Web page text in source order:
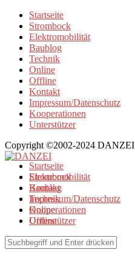
Startseite
Strombock
Elektromobilität
Baublog
Technik
Online
Offline
Kontakt
Impressum/Datenschutz
Kooperationen
Unterstützer
Copyright ©2002-2024 DANZEI
Startseite
Strombock
Kontakt
Impressum/Datenschutz
Kooperationen
Unterstützer
Elektromobilität
Baublog
Technik
Online
Offline
Elektromobilität